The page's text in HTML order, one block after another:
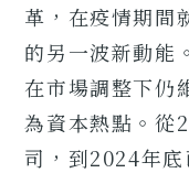
革，在疫情期間
的另一波新動能
在市場調整下仍
為資本熱點。從
司，到2024年